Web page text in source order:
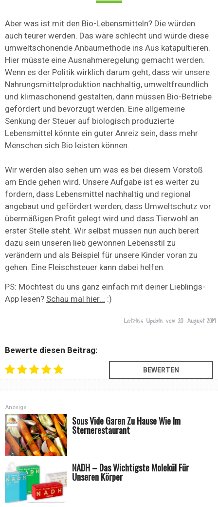
Aber was ist mit den Bio-Lebensmitteln? Die würden
auch teurer werden. Das wäre schlecht und würde diese
umweltschonende Anbaumethode ins Aus katapultieren.
Hier müsste eine Ausnahmeregelung gemacht werden.
Wenn es der Politik wirklich darum geht, dass wir unsere
Nahrungsmittelproduktion nachhaltig, umweltfreundlich
und klimaschonend gestalten, dann müssen Bio-Betriebe
gefördert und bevorzugt werden. Eine allgemeine
Senkung der Steuer auf biologisch produzierte
Lebensmittel könnte ein guter Anreiz sein, dass mehr
Menschen sich Bio leisten können.
Wir werden also sehen um was es bei diesem Vorstoß
am Ende gehen wird. Unsere Aufgabe ist es weiter zu
fordern, dass Lebensmittel nachhaltig und regional
angebaut und gefördert werden, dass Umweltschutz vor
übermäßigen Profit gelegt wird und dass Tierwohl an
erster Stelle steht. Wir selbst müssen nun auch bereit
dazu sein unseren lieb gewonnen Lebensstil zu
verändern und als Beispiel für unsere Kinder voran zu
gehen. Eine Fleischsteuer kann dabei helfen.
PS: Möchtest du uns ganz einfach mit deiner Lieblings-
App lesen? Schau mal hier... :)
Letztes Update vom 20. August 2019
Bewerte diesen Beitrag:
Sous Vide Garen Zu Hause Wie Im
Sternerestaurant
Anzeige
NADH – Das Wichtigste Molekül Für
Unseren Körper